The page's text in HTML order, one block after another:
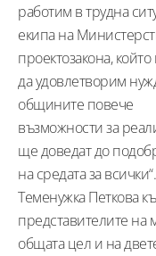
работим в трудна
екипа на
проектозакона,
да удовлетворим
общините повече
възможности за
ще доведат до
на средата за
Теменужка Петкова
представителите на
общата цел и на